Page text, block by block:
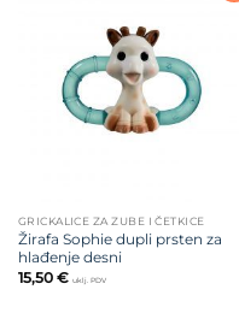
GRICKALICE ZA ZUBE I ČETKICE
Žirafa Sophie dupli prsten za
hlađenje desni
15,50 € uklj. PDV